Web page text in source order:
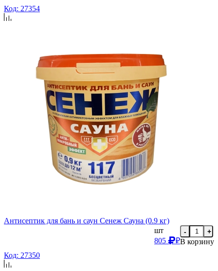
Код: 27354
Антисептик для бань и саун Сенеж Сауна (0.9 кг)
шт
805
₽
- +
В корзину
Код: 27350